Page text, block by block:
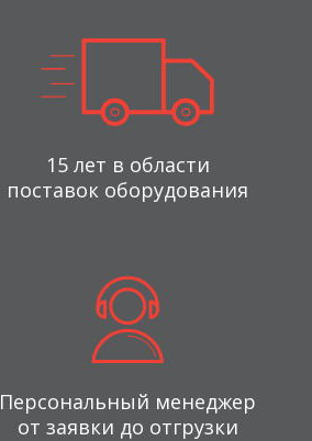
15 лет в области
поставок оборудования
Персональный менеджер
от заявки до отгрузки